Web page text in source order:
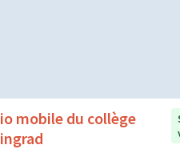
mobile du collège